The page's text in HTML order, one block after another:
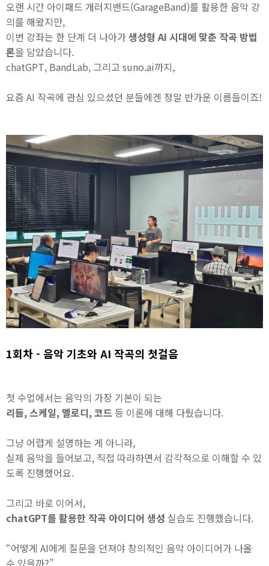
오랜 시간 아이패드 개러지밴드(GarageBand)를 활용한 음악 강
의를 해왔지만,
이번 강좌는 한 단계 더 나아가생성형 AI 시대에 맞춘 작곡 방법
론을 담았습니다.
chatGPT, BandLab, 그리고 suno.ai까지,
요즘 AI 작곡에 관심 있으셨던 분들에겐 정말 반가운 이름들이죠!
1회차 - 음악 기초와 AI 작곡의 첫걸음
첫 수업에서는 음악의 가장 기본이 되는
리듬, 스케일, 멜로디, 코드 등 이론에 대해 다뤘습니다.
그냥 어렵게 설명하는 게 아니라,
실제 음악을 들어보고, 직접 따라하면서 감각적으로 이해할 수 있
도록 진행했어요.
그리고 바로 이어서,
chatGPT를 활용한 작곡 아이디어 생성 실습도 진행했습니다.
“어떻게 AI에게 질문을 던져야 창의적인 음악 아이디어가 나올
수 있을까?”